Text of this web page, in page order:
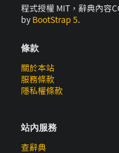
程式授權 MIT，辭典內容
by BootStrap 5.
條款
關於本站
服務條款
隱私權條款
站內服務
查辭典